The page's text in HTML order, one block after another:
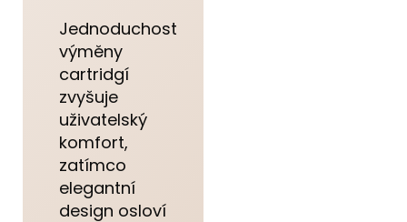
Jednoduchost
výměny
cartridgí
zvyšuje
uživatelský
komfort,
zatímco
elegantní
design osloví